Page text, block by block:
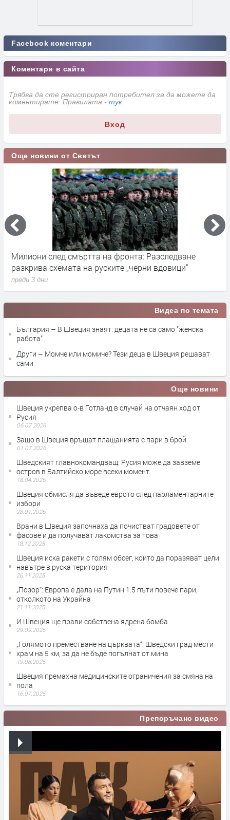
Facebook коментари
Коментари в сайта
Трябва да сте регистриран потребител за да можете да
коментирате. Правилата - тук
Вход
Още новини от Светът
Милиони след смъртта на фронта: Разследване
разкрива схемата на руските „черни вдовици“
преди 3 дни
Видеа по темата
България – В Швеция знаят: децата не са само "женска
работа"
Други – Момче или момиче? Тези деца в Швеция решават
сами
Още новини
Швеция укрепва о-в Готланд в случай на отчаян ход от
Русия
06.07.2026
Защо в Швеция връщат плащанията с пари в брой
01.07.2026
Шведският главнокомандващ: Русия може да завземе
остров в Балтийско море всеки момент
18.04.2026
Швеция обмисля да въведе еврото след парламентарните
избори
28.01.2026
Врани в Швеция започнаха да почистват градовете от
фасове и да получават лакомства за това
18.12.2025
Швеция иска ракети с голям обсег, които да поразяват цели
навътре в руска територия
26.11.2025
„Позор“: Европа е дала на Путин 1.5 пъти повече пари,
отколкото на Украйна
21.11.2025
И Швеция ще прави собствена ядрена бомба
29.09.2025
„Голямото преместване на църквата“: Шведски град мести
храм на 5 км, за да не бъде погълнат от мина
19.08.2025
Швеция премахна медицинските ограничения за смяна на
пола
16.07.2025
Препоръчано видео